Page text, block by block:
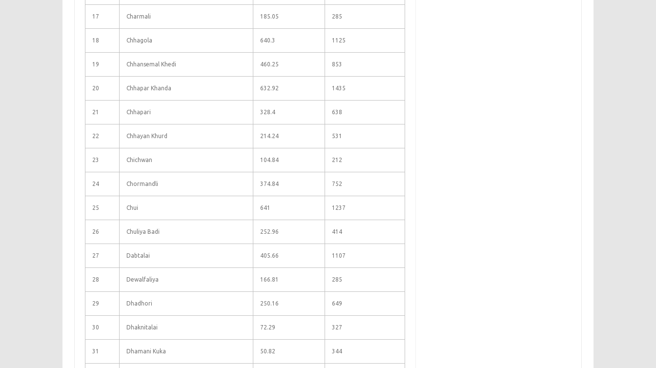
17 Charmali 185.05 285
18 Chhagola 640.3 1125
19 Chhansemal Khedi 460.25 853
20 Chhapar Khanda 632.92 1435
21 Chhapari 328.4 638
22 Chhayan Khurd 214.24 531
23 Chichwan 104.84 212
24 Chormandli 374.84 752
25 Chui 641 1237
26 Chuliya Badi 252.96 414
27 Dabtalai 405.66 1107
28 Dewalfaliya 166.81 285
29 Dhadhori 250.16 649
30 Dhaknitalai 72.29 327
31 Dhamani Kuka 50.82 344